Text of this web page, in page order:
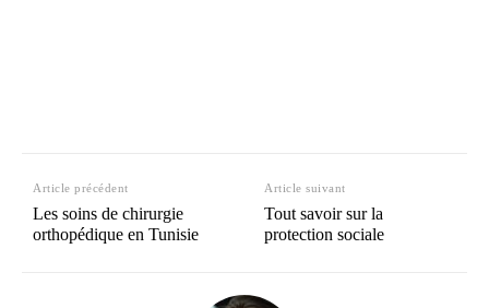
Article précédent
Les soins de chirurgie
orthopédique en Tunisie
Article suivant
Tout savoir sur la
protection sociale